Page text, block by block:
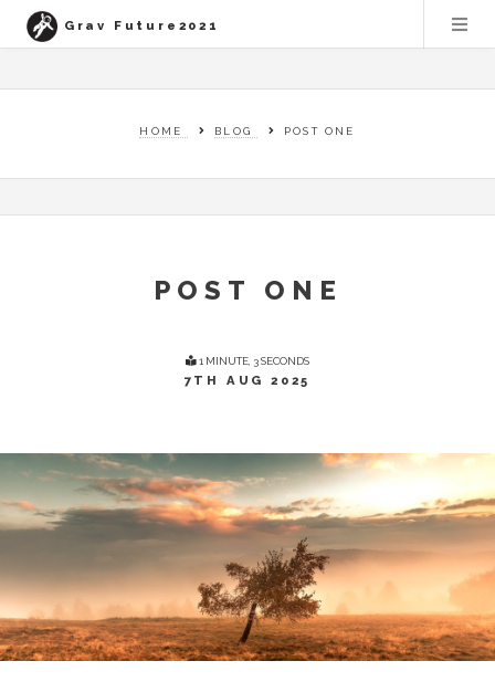
Grav Future2021
HOME BLOG POST ONE
POST ONE
1 MINUTE, 3 SECONDS
7TH AUG 2025